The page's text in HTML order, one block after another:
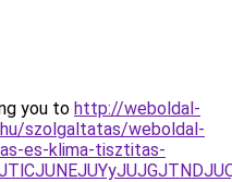
you to http://weboldal-
szolgaltatas/weboldal-
es-klima-tisztitas-